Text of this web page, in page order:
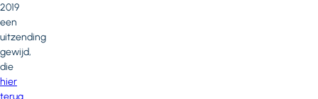
2019
een
uitzending
gewijd,
die
hier
terug